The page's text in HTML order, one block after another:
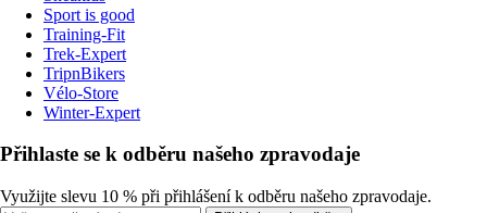
Sport is good
Training-Fit
Trek-Expert
TripnBikers
Vélo-Store
Winter-Expert
Přihlaste se k odběru našeho zpravodaje
Využijte slevu 10 % při přihlášení k odběru našeho zpravodaje.